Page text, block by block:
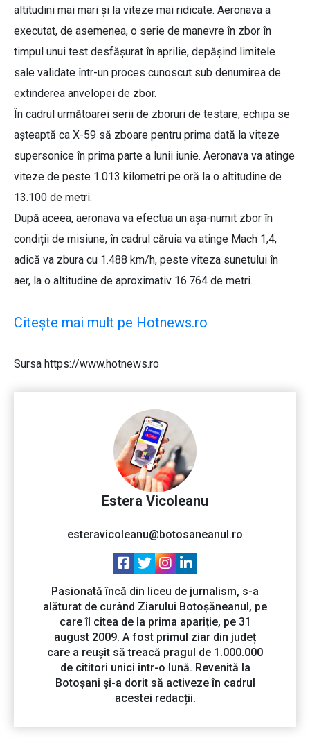
altitudini mai mari și la viteze mai ridicate. Aeronava a
executat, de asemenea, o serie de manevre în zbor în
timpul unui test desfășurat în aprilie, depășind limitele
sale validate într-un proces cunoscut sub denumirea de
extinderea anvelopei de zbor.
În cadrul următoarei serii de zboruri de testare, echipa se
așteaptă ca X-59 să zboare pentru prima dată la viteze
supersonice în prima parte a lunii iunie. Aeronava va atinge
viteze de peste 1.013 kilometri pe oră la o altitudine de
13.100 de metri.
După aceea, aeronava va efectua un așa-numit zbor în
condiții de misiune, în cadrul căruia va atinge Mach 1,4,
adică va zbura cu 1.488 km/h, peste viteza sunetului în
aer, la o altitudine de aproximativ 16.764 de metri.
Citește mai mult pe Hotnews.ro
Sursa https://www.hotnews.ro
Estera Vicoleanu
esteravicoleanu@botosaneanul.ro
Pasionată încă din liceu de jurnalism, s-a
alăturat de curând Ziarului Botoșăneanul, pe
care îl citea de la prima apariție, pe 31
august 2009. A fost primul ziar din județ
care a reușit să treacă pragul de 1.000.000
de cititori unici într-o lună. Revenită la
Botoșani și-a dorit să activeze în cadrul
acestei redacții.